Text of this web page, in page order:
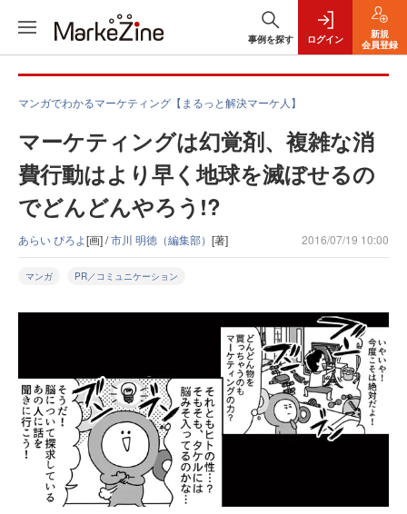
事例を探す ログイン
新規
会員登録
マンガでわかるマーケティング【まるっと解決マーケ人】
マーケティングは幻覚剤、複雑な消
費行動はより早く地球を滅ぼせるの
でどんどんやろう!?
あらい ぴろよ[画] /市川 明徳（編集部） [著] 2016/07/19 10:00
マンガ PR／コミュニケーション